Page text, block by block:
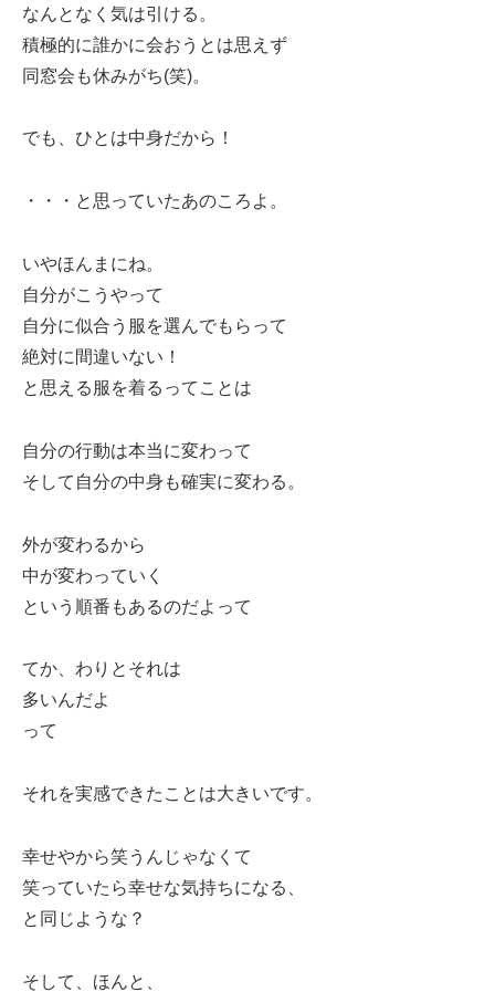
なんとなく気は引ける。
積極的に誰かに会おうとは思えず
同窓会も休みがち(笑)。
でも、ひとは中身だから！
・・・と思っていたあのころよ。
いやほんまにね。
自分がこうやって
自分に似合う服を選んでもらって
絶対に間違いない！
と思える服を着るってことは
自分の行動は本当に変わって
そして自分の中身も確実に変わる。
外が変わるから
中が変わっていく
という順番もあるのだよって
てか、わりとそれは
多いんだよ
って
それを実感できたことは大きいです。
幸せやから笑うんじゃなくて
笑っていたら幸せな気持ちになる、
と同じような？
そして、ほんと、